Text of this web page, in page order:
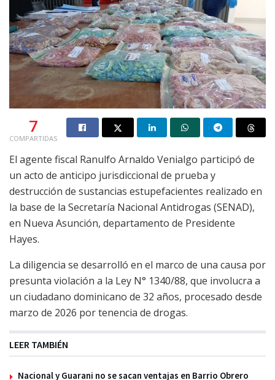
7
COMPARTIDAS
El agente fiscal Ranulfo Arnaldo Venialgo participó de
un acto de anticipo jurisdiccional de prueba y
destrucción de sustancias estupefacientes realizado en
la base de la Secretaría Nacional Antidrogas (SENAD),
en Nueva Asunción, departamento de Presidente
Hayes.
La diligencia se desarrolló en el marco de una causa por
presunta violación a la Ley N° 1340/88, que involucra a
un ciudadano dominicano de 32 años, procesado desde
marzo de 2026 por tenencia de drogas.
LEER TAMBIÉN
Nacional y Guarani no se sacan ventajas en Barrio Obrero